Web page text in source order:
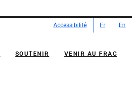
Accessibilité Fr En
SOUTENIR VENIR AU FRAC